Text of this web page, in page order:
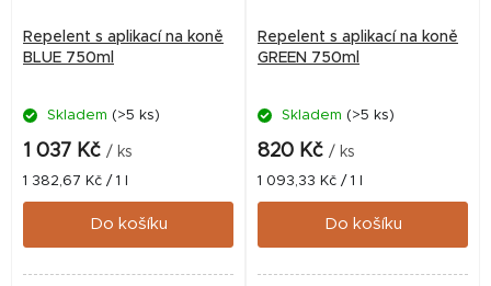
Repelent s aplikací na koně
BLUE 750ml
Skladem (>5 ks)
1 037 Kč / ks
Měrná
cena:
1 382,67 Kč / 1 l
Do košíku
Repelent s aplikací na koně
GREEN 750ml
Skladem (>5 ks)
820 Kč / ks
Měrná
cena:
1 093,33 Kč / 1 l
Do košíku